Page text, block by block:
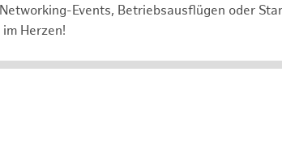
Events, Betriebsausflügen oder
Herzen!